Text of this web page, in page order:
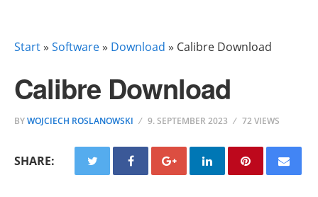
Start» Software» Download » Calibre Download
Calibre Download
BYWOJCIECH ROSLANOWSKI 9. SEPTEMBER 2023 72 VIEWS
SHARE: